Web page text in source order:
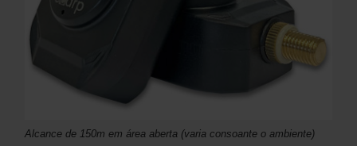
Alcance de 150m em área aberta (varia consoante o ambiente)